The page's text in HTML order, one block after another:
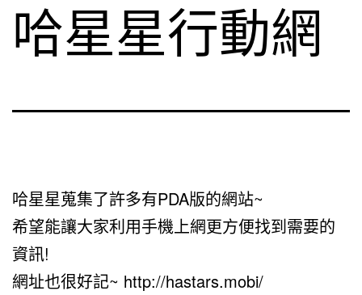
哈星星行動網
哈星星蒐集了許多有PDA版的網站~
希望能讓大家利用手機上網更方便找到需要的
資訊!
網址也很好記~ http://hastars.mobi/